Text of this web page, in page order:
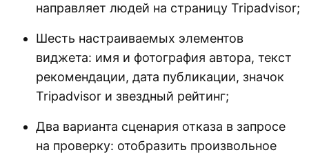
направляет людей на страницу Tripadvisor;
Шесть настраиваемых элементов
виджета: имя и фотография автора, текст
рекомендации, дата публикации, значок
Tripadvisor и звездный рейтинг;
Два варианта сценария отказа в запросе
на проверку: отобразить произвольное